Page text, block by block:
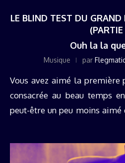
LE BLIND TEST DU
(PARTIE
Ouh la la
Musique par
Vous avez aimé la première
consacrée au beau temps
peut-être un peu moins aimé